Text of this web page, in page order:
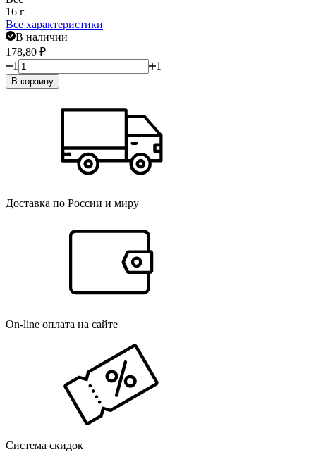
16 г
Все характеристики
В наличии
178,80 ₽
1
1
В корзину
Доставка по России и миру
On-line оплата на сайте
Система скидок